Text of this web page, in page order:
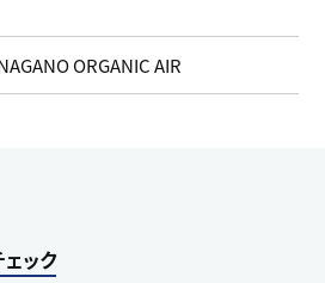
ORGANIC AIR
ック